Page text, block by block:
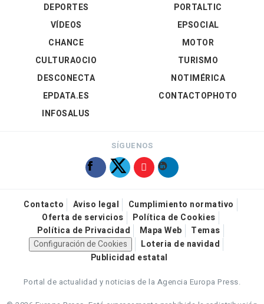
DEPORTES
VÍDEOS
PORTALTIC
EPSOCIAL
CHANCE
CULTURAOCIO
DESCONECTA
EPDATA.ES
INFOSALUS
MOTOR
TURISMO
NOTIMÉRICA
CONTACTOPHOTO
SÍGUENOS
Contacto Aviso legal
Cumplimiento normativo
Oferta de servicios
Política de Cookies
Política de Privacidad
Mapa Web
Temas
Configuración de Cookies
Loteria de navidad
Publicidad estatal
Portal de actualidad y noticias de la Agencia Europa Press.